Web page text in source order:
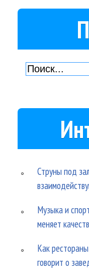
Струны под
Музыка и
меняет
Как
говорит о